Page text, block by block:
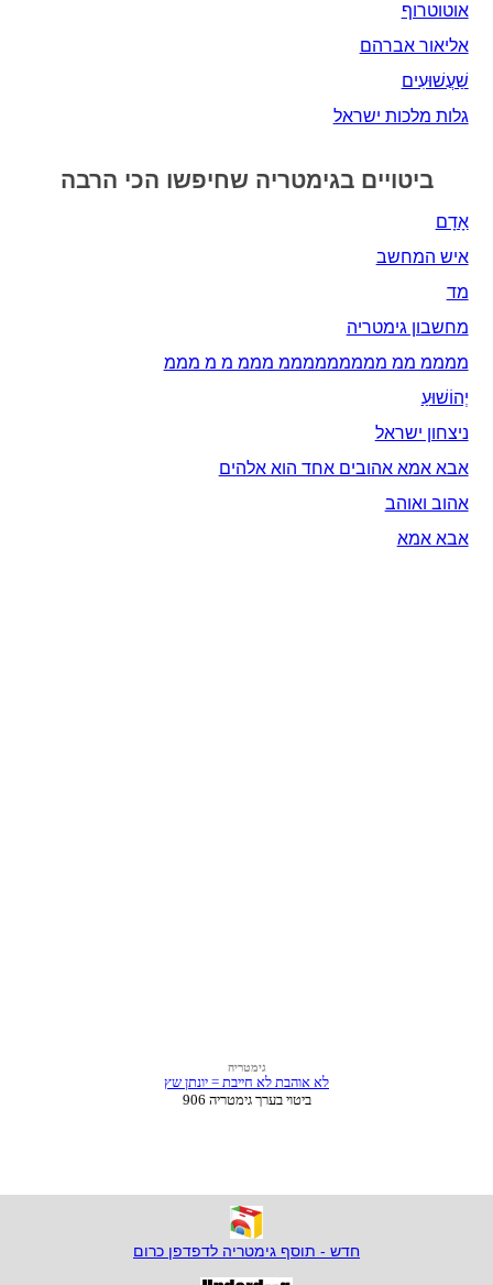
אוטוטרוף
אליאור אברהם
שַׁעֲשׁוּעִים
גלות מלכות ישראל
ביטויים בגימטריה שחיפשו הכי הרבה
אָדָם‎
איש המחשב
מד
מחשבון גימטריה
ממממ ממ מממממממממ מממ מ מ מממ
יְהוֹשׁוּעַ
ניצחון ישראל
אבא אמא אהובים אחד הוא אלהים
אהוב ואוהב
אבא אמא
חדש - תוסף גימטריה לדפדפן כרום